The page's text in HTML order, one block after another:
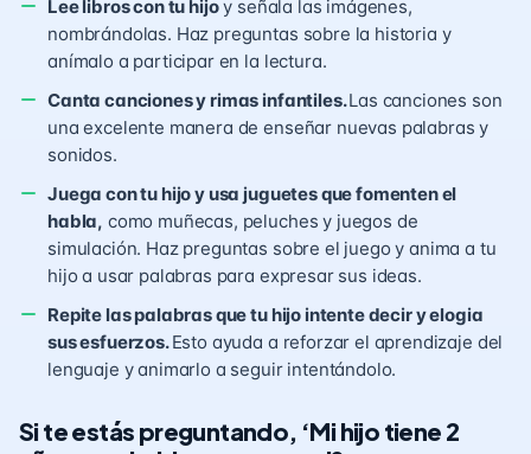
Lee libros con tu hijoy señala las imágenes,
nombrándolas. Haz preguntas sobre la historia y
anímalo a participar en la lectura.
Canta canciones y rimas infantiles.Las canciones son
una excelente manera de enseñar nuevas palabras y
sonidos.
Juega con tu hijo y usa juguetes que fomenten el
habla, como muñecas, peluches y juegos de
simulación. Haz preguntas sobre el juego y anima a tu
hijo a usar palabras para expresar sus ideas.
Repite las palabras que tu hijo intente decir y elogia
sus esfuerzos.Esto ayuda a reforzar el aprendizaje del
lenguaje y animarlo a seguir intentándolo.
Si te estás preguntando, ‘Mi hijo tiene 2